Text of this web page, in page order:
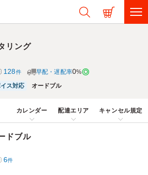
リング
128件 早配・遅配率0%
ス対応 オードブル
カレンダー 配達エリア キャンセル規定
ドブル
6件